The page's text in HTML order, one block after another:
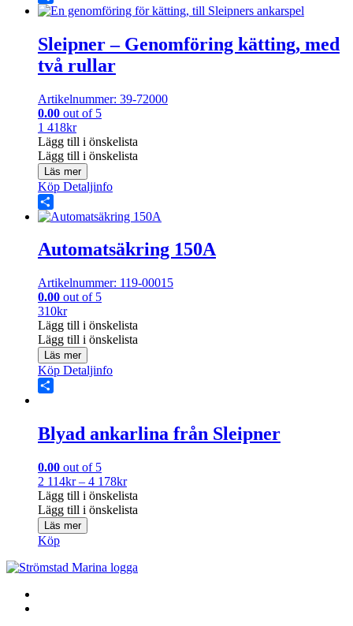
Share
Sleipner – Genomföring kätting, med
två rullar
Artikelnummer: 39-72000
0.00 out of 5
1 418kr
Lägg till i önskelista
Lägg till i önskelista
Läs mer
Köp Detaljinfo
Share
Automatsäkring 150A
Artikelnummer: 119-00015
0.00 out of 5
310kr
Lägg till i önskelista
Lägg till i önskelista
Läs mer
Köp Detaljinfo
Blyad ankarlina från Sleipner
0.00 out of 5
2 114kr – 4 178krPrisintervall:
2
114kr
Lägg till i önskelista
Lägg till i önskelista
Läs mer
Köp